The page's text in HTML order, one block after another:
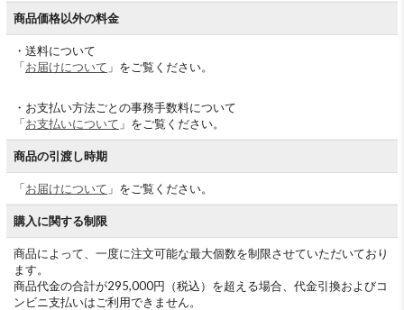
商品価格以外の料金
・送料について
「お届けについて 」をご覧ください。
・お支払い方法ごとの事務手数料について
「お支払いについて 」をご覧ください。
商品の引渡し時期
「お届けについて 」をご覧ください。
購入に関する制限
商品によって、一度に注文可能な最大個数を制限させていただいており
ます。
商品代金の合計が295,000円（税込）を超える場合、代金引換およびコ
ンビニ支払いはご利用できません。